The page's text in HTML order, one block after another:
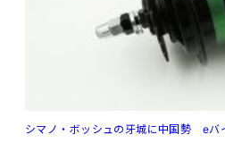
シマノ・ボッシュの牙城に中国勢 eバ